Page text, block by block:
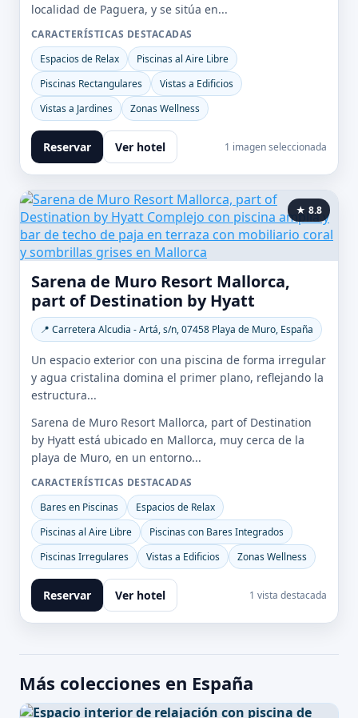
localidad de Paguera, y se sitúa en...
CARACTERÍSTICAS DESTACADAS
Espacios de Relax
Piscinas al Aire Libre
Piscinas Rectangulares
Vistas a Edificios
Vistas a Jardines
Zonas Wellness
Reservar Ver hotel 1 imagen seleccionada
★ 8.8
Sarena de Muro Resort Mallorca,
part of Destination by Hyatt
📍 Carretera Alcudia - Artá, s/n, 07458 Playa de Muro, España
Un espacio exterior con una piscina de forma irregular
y agua cristalina domina el primer plano, reflejando la
estructura...
Sarena de Muro Resort Mallorca, part of Destination
by Hyatt está ubicado en Mallorca, muy cerca de la
playa de Muro, en un entorno...
CARACTERÍSTICAS DESTACADAS
Bares en Piscinas
Espacios de Relax
Piscinas al Aire Libre
Piscinas con Bares Integrados
Piscinas Irregulares
Vistas a Edificios Zonas Wellness
Reservar Ver hotel 1 vista destacada
Más colecciones en España